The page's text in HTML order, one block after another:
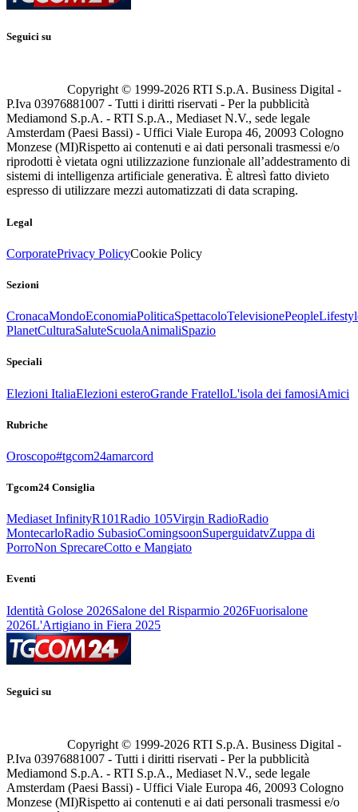
Seguici su
Copyright © 1999-2026 RTI S.p.A. Business Digital -
P.Iva 03976881007 - Tutti i diritti riservati - Per la pubblicità
Mediamond S.p.A. - RTI S.p.A., Mediaset N.V., sede legale
Amsterdam (Paesi Bassi) - Uffici Viale Europa 46, 20093 Cologno
Monzese (MI)Rispetto ai contenuti e ai dati personali trasmessi e/o
riprodotti è vietata ogni utilizzazione funzionale all’addestramento di
sistemi di intelligenza artificiale generativa. È altresì fatto divieto
espresso di utilizzare mezzi automatizzati di data scraping.
Legal
CorporatePrivacy PolicyCookie Policy
Sezioni
CronacaMondoEconomiaPoliticaSpettacoloTelevisionePeople
PlanetCulturaSaluteScuolaAnimaliSpazio
Speciali
Elezioni ItaliaElezioni esteroGrande FratelloL'isola dei famosiAmici
Rubriche
Oroscopo#tgcom24amarcord
Tgcom24 Consiglia
Mediaset InfinityR101Radio 105Virgin RadioRadio
MontecarloRadio SubasioComingsoonSuperguidatvZuppa di
PorroNon SprecareCotto e Mangiato
Eventi
Identità Golose 2026Salone del Risparmio 2026Fuorisalone
2026L'Artigiano in Fiera 2025
Seguici su
Copyright © 1999-2026 RTI S.p.A. Business Digital -
P.Iva 03976881007 - Tutti i diritti riservati - Per la pubblicità
Mediamond S.p.A. - RTI S.p.A., Mediaset N.V., sede legale
Amsterdam (Paesi Bassi) - Uffici Viale Europa 46, 20093 Cologno
Monzese (MI)Rispetto ai contenuti e ai dati personali trasmessi e/o